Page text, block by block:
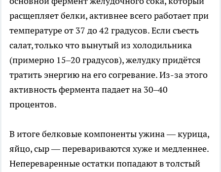
расщепляет белки, активнее всего работает при
температуре от 37 до 42 градусов. Если съесть
салат, только что вынутый из холодильника
(примерно 15–20 градусов), желудку придётся
тратить энергию на его согревание. Из-за этого
активность фермента падает на 30–40
процентов.
В итоге белковые компоненты ужина — курица,
яйцо, сыр — перевариваются хуже и медленнее.
Непереваренные остатки попадают в толстый